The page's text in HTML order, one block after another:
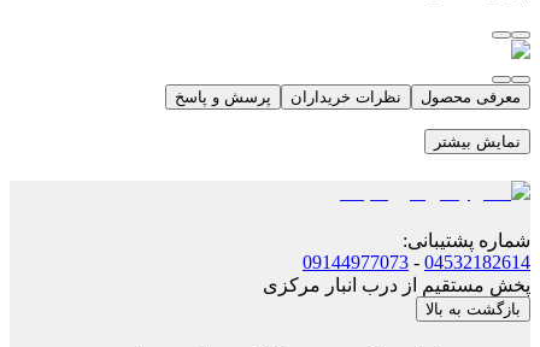
معرفی محصول نظرات خریداران پرسش و پاسخ
نمایش بیشتر
شماره پشتیبانی:
04532182614
-
09144977073
پخش مستقیم از درب انبار مرکزی
بازگشت به بالا